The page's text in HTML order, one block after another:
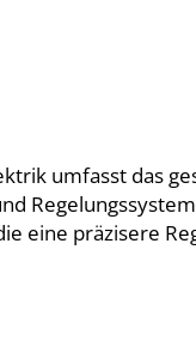
umfasst das
eine präzisere